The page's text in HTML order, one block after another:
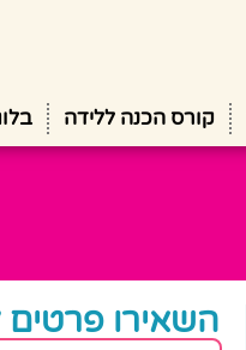
קורס הכנה ללידה
השאירו